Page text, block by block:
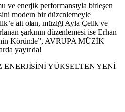
ve enerjik performansıyla birleşen
modern bir düzenlemeyle
ait olan, müziği Ayla Çelik ve
şarkının düzenlemesi ise Erhan
Köründe”, AVRUPA MÜZİK
yayında!
ENERJİSİNİ YÜKSELTEN YENİ